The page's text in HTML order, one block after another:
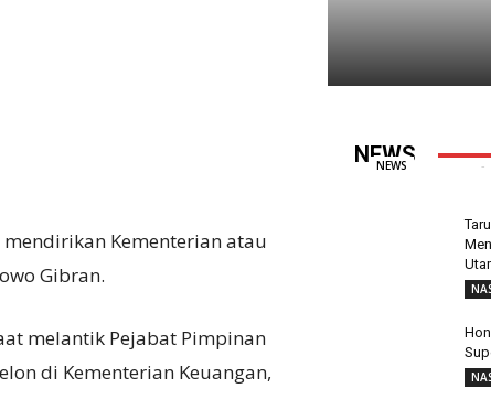
Kementerian atau
Gibran.
melantik Pejabat Pimpinan
di Kementerian Keuangan,
NEWS
MPCI Peduli
NEWS -